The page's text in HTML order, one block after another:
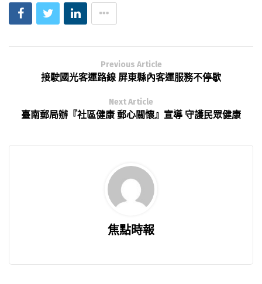
Previous Article
接駛國光客運路線 屏東縣內客運服務不停歇
Next Article
臺南郵局辦『社區健康 郵心關懷』宣導 守護民眾健康
焦點時報